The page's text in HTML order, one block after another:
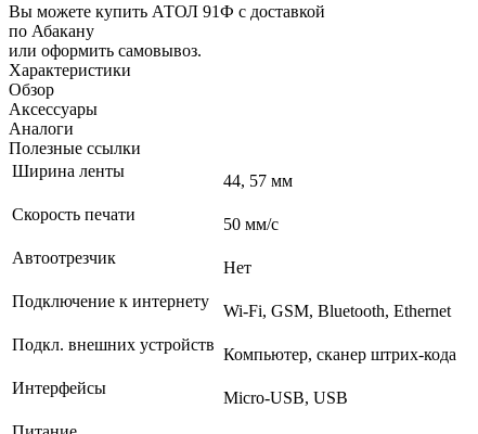
Вы можете купить АТОЛ 91Ф с доставкой
по Абакану
или оформить самовывоз.
Характеристики
Обзор
Аксессуары
Аналоги
Полезные ссылки
Ширина ленты
44, 57 мм
Скорость печати
50 мм/с
Автоотрезчик
Нет
Подключение к интернету
Wi-Fi, GSM, Bluetooth, Ethernet
Подкл. внешних устройств
Компьютер, сканер штрих-кода
Интерфейсы
Micro-USB, USB